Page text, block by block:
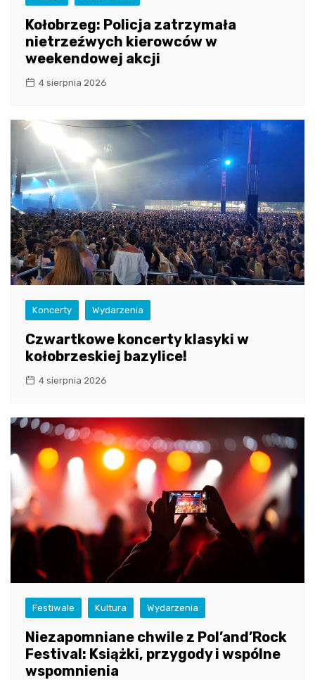
Kołobrzeg: Policja zatrzymała
nietrzeźwych kierowców w
weekendowej akcji
4 sierpnia 2026
Koncerty Wydarzenia
Czwartkowe koncerty klasyki w
kołobrzeskiej bazylice!
4 sierpnia 2026
Festiwale Kultura Wydarzenia
Niezapomniane chwile z Pol’and’Rock
Festival: Książki, przygody i wspólne
wspomnienia